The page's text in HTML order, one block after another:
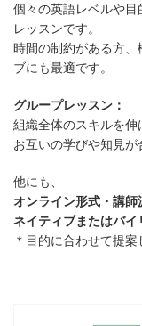
個々の英語レベルや目
レッスンです。
時間の制約がある方、
ブにも最適です。
グループレッスン：
組織全体のスキルを伸
お互いの学びや知見が
他にも、
オンライン形式・講
ネイティブまたはバイ
＊目的に合わせて提案